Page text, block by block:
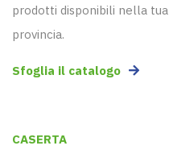
prodotti disponibili nella tua
provincia.
Sfoglia il catalogo
CASERTA